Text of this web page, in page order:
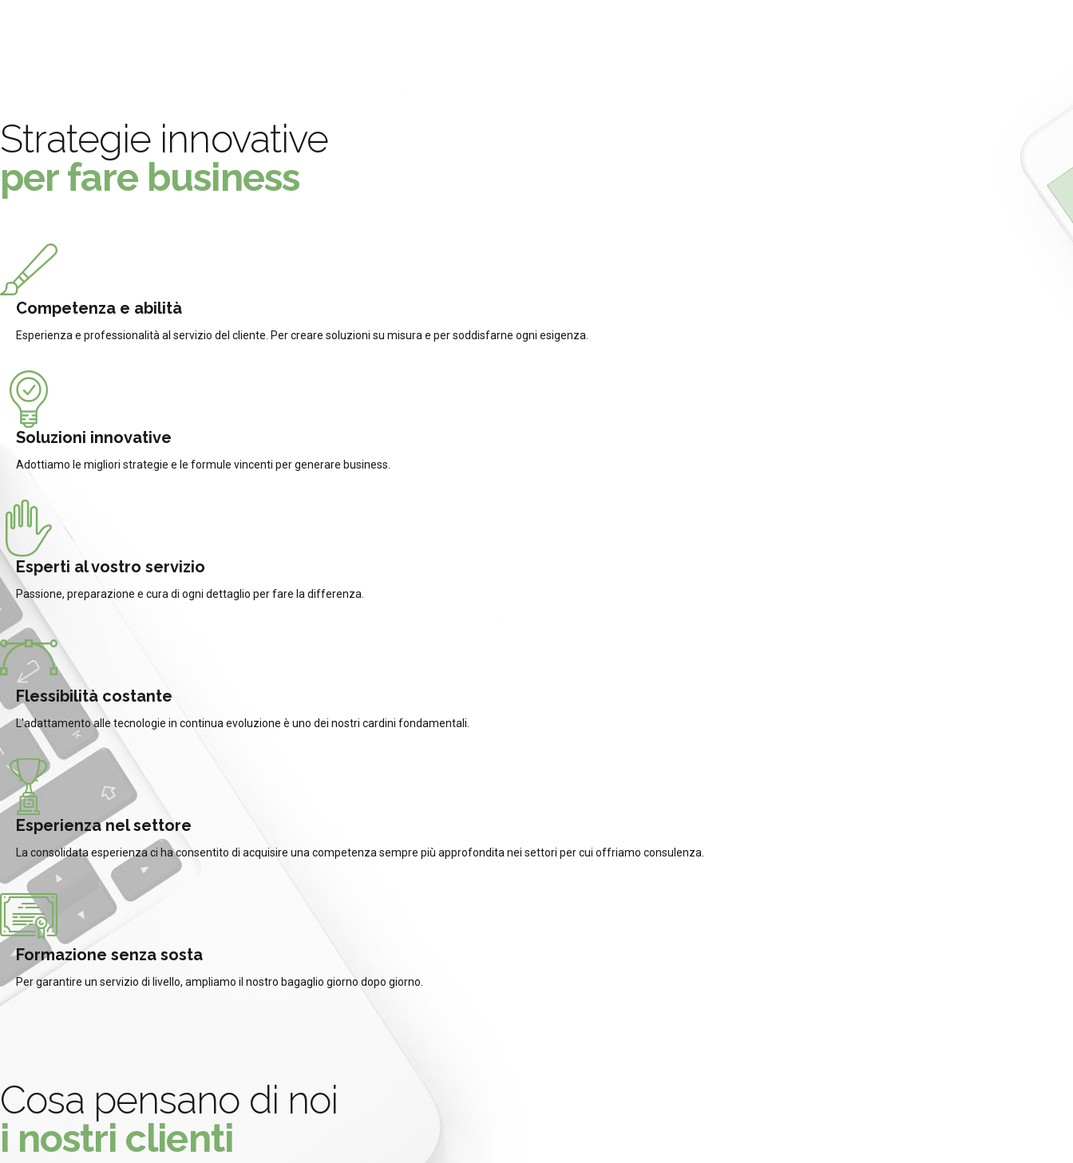
Strategie innovative
per fare business
Competenza e abilità
Esperienza e professionalità al servizio del cliente. Per creare soluzioni su misura e per soddisfarne ogni esigenza.
Soluzioni innovative
Adottiamo le migliori strategie e le formule vincenti per generare business.
Esperti al vostro servizio
Passione, preparazione e cura di ogni dettaglio per fare la differenza.
Flessibilità costante
L'adattamento alle tecnologie in continua evoluzione è uno dei nostri cardini fondamentali.
Esperienza nel settore
La consolidata esperienza ci ha consentito di acquisire una competenza sempre più approfondita nei settori per cui offriamo consulenza.
Formazione senza sosta
Per garantire un servizio di livello, ampliamo il nostro bagaglio giorno dopo giorno.
Cosa pensano di noi
i nostri clienti